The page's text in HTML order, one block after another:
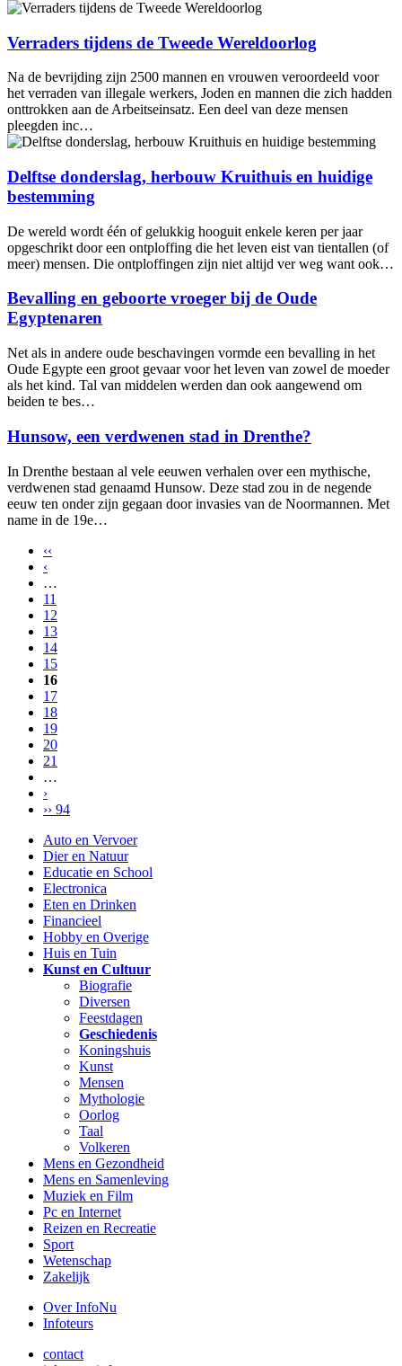
Verraders tijdens de Tweede Wereldoorlog
Na de bevrijding zijn 2500 mannen en vrouwen veroordeeld voor
het verraden van illegale werkers, Joden en mannen die zich hadden
onttrokken aan de Arbeitseinsatz. Een deel van deze mensen
pleegden inc…
Delftse donderslag, herbouw Kruithuis en huidige
bestemming
De wereld wordt één of gelukkig hooguit enkele keren per jaar
opgeschrikt door een ontploffing die het leven eist van tientallen (of
meer) mensen. Die ontploffingen zijn niet altijd ver weg want ook…
Bevalling en geboorte vroeger bij de Oude
Egyptenaren
Net als in andere oude beschavingen vormde een bevalling in het
Oude Egypte een groot gevaar voor het leven van zowel de moeder
als het kind. Tal van middelen werden dan ook aangewend om
beiden te bes…
Hunsow, een verdwenen stad in Drenthe?
In Drenthe bestaan al vele eeuwen verhalen over een mythische,
verdwenen stad genaamd Hunsow. Deze stad zou in de negende
eeuw ten onder zijn gegaan door invasies van de Noormannen. Met
name in de 19e…
‹‹
‹
…
11
12
13
14
15
16
17
18
19
20
21
…
›
›› 94
Auto en Vervoer
Dier en Natuur
Educatie en School
Electronica
Eten en Drinken
Financieel
Hobby en Overige
Huis en Tuin
Kunst en Cultuur
Biografie
Diversen
Feestdagen
Geschiedenis
Koningshuis
Kunst
Mensen
Mythologie
Oorlog
Taal
Volkeren
Mens en Gezondheid
Mens en Samenleving
Muziek en Film
Pc en Internet
Reizen en Recreatie
Sport
Wetenschap
Zakelijk
Over InfoNu
Infoteurs
contact